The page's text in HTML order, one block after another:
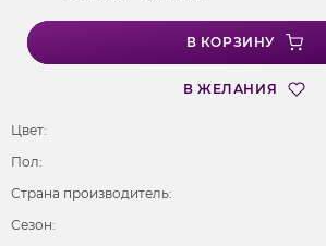
В КОРЗИНУ
В ЖЕЛАНИЯ
Цвет:
Пол:
Страна производитель:
Сезон: